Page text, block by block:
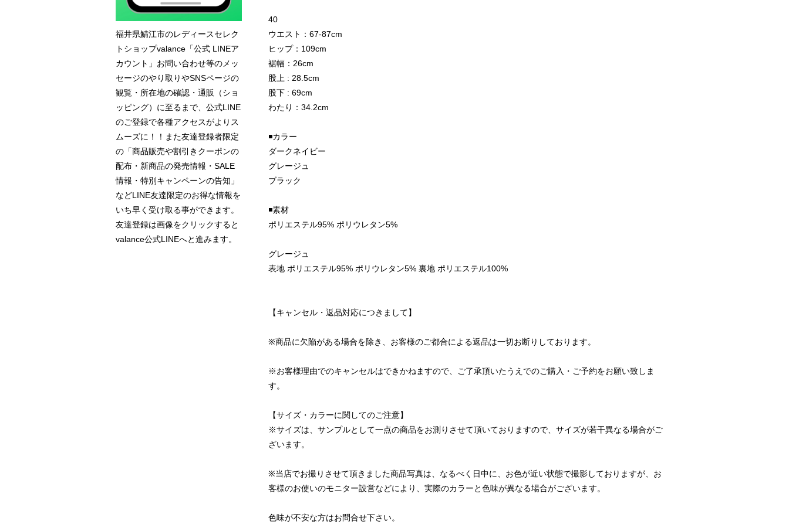
40
ウエスト：67-87cm
ヒップ：109cm
裾幅：26cm
股上 : 28.5cm
股下 : 69cm
わたり：34.2cm
◾️カラー
ダークネイビー
グレージュ
ブラック
◾️素材
ポリエステル95% ポリウレタン5%
グレージュ
表地 ポリエステル95% ポリウレタン5% 裏地 ポリエステル100%
【キャンセル・返品対応につきまして】
※商品に欠陥がある場合を除き、お客様のご都合による返品は一切お断りしております。
※お客様理由でのキャンセルはできかねますので、ご了承頂いたうえでのご購入・ご予約をお願い致しま
す。
【サイズ・カラーに関してのご注意】
※サイズは、サンプルとして一点の商品をお測りさせて頂いておりますので、サイズが若干異なる場合がご
ざいます。
※当店でお撮りさせて頂きました商品写真は、なるべく日中に、お色が近い状態で撮影しておりますが、お
客様のお使いのモニター設営などにより、実際のカラーと色味が異なる場合がございます。
色味が不安な方はお問合せ下さい。
福井県鯖江市のレディースセレク
トショップvalance「公式 LINEア
カウント」お問い合わせ等のメッ
セージのやり取りやSNSページの
観覧・所在地の確認・通販（ショ
ッピング）に至るまで、公式LINE
のご登録で各種アクセスがよりス
ムーズに！！また友達登録者限定
の「商品販売や割引きクーポンの
配布・新商品の発売情報・SALE
情報・特別キャンペーンの告知」
などLINE友達限定のお得な情報を
いち早く受け取る事ができます。
友達登録は画像をクリックすると
valance公式LINEへと進みます。